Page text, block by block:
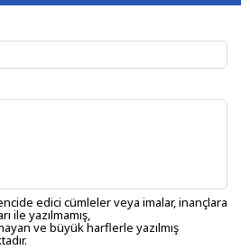
edici cümleler veya imalar, inançlara
ile yazılmamış,
ve büyük harflerle yazılmış